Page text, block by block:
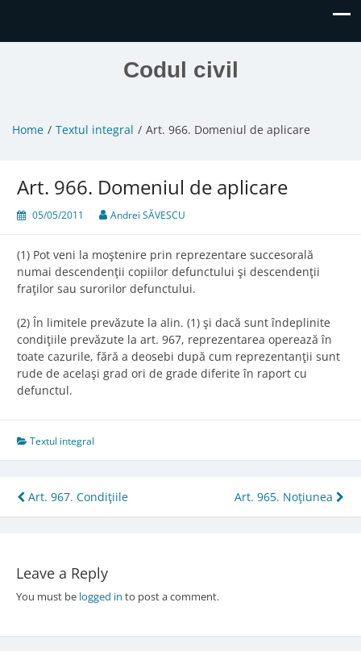
Codul civil
Home Textul integral Art. 966. Domeniul de aplicare
Art. 966. Domeniul de aplicare
05/05/2011 Andrei SĂVESCU
(1) Pot veni la moştenire prin reprezentare succesorală
numai descendenţii copiilor defunctului şi descendenţii
fraţilor sau surorilor defunctului.
(2) În limitele prevăzute la alin. (1) şi dacă sunt îndeplinite
condiţiile prevăzute la art. 967, reprezentarea operează în
toate cazurile, fără a deosebi după cum reprezentanţii sunt
rude de acelaşi grad ori de grade diferite în raport cu
defunctul.
Textul integral
Post
navigation
Art. 967. Condiţiile Art. 965. Noţiunea
Leave a Reply
You must be logged in to post a comment.